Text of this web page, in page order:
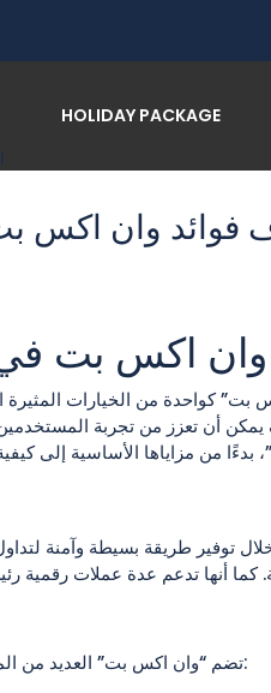
HOLIDAY PACKAGE
استكشاف فوائد وان
فوائد وان اكس
اكس بت في
بت” كواحدة من الخيارات
يمكن أن تعزز من تجربة
طريقة بسيطة وآمنة لتداول
تضم “وان اكس بت” العديد من المزايا التي تجعل منها عملة جيدة لاستكشافها، ومنها: